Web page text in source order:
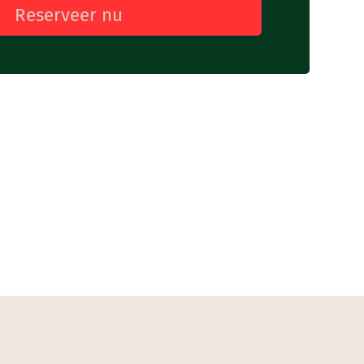
Reserveer nu